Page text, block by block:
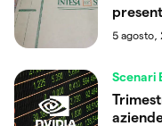
5 agosto,
Scenari